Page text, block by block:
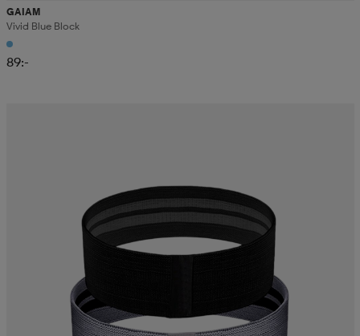
GAIAM
Vivid Blue Block
89:-